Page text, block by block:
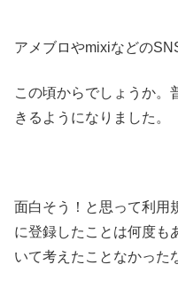
アメブロやmixiなどの
この頃からでしょうか。
きるようになりました。
面白そう！と思って利用
に登録したことは何度も
いて考えたことなかった